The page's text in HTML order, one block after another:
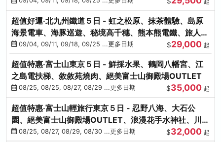
超值好運‧北九州鐵道５日 - 虹之松原、抹茶體驗、島原
海景電車、海豚巡遊、秘境高千穗、熊本熊電鐵、旅人觀
光列車-台中出發
09/04, 09/11, 09/18, 09/25 ...更多日期 $29,000 起
超值特惠‧富士山東京５日 - 鮮採水果、鶴岡八幡宮、江
之島電扶梯、敘敘苑燒肉、絕美富士山御殿場OUTLET
08/25, 08/25, 08/27, 08/29 ...更多日期 $35,000 起
超值特惠‧富士山輕旅行東京５日 - 忍野八海、大石公
園、絕美富士山御殿場OUTLET、浪漫花手水神社、川越
小江戶
08/25, 08/27, 08/29, 08/30 ...更多日期 $32,000 起